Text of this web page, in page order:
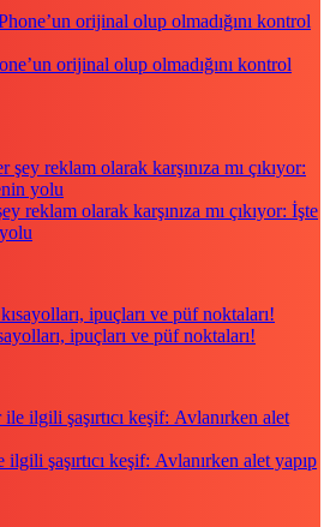
orijinal olup olmadığını kontrol
reklam olarak karşınıza mı çıkıyor: İşte
ipuçları ve püf noktaları!
şaşırtıcı keşif: Avlanırken alet yapıp